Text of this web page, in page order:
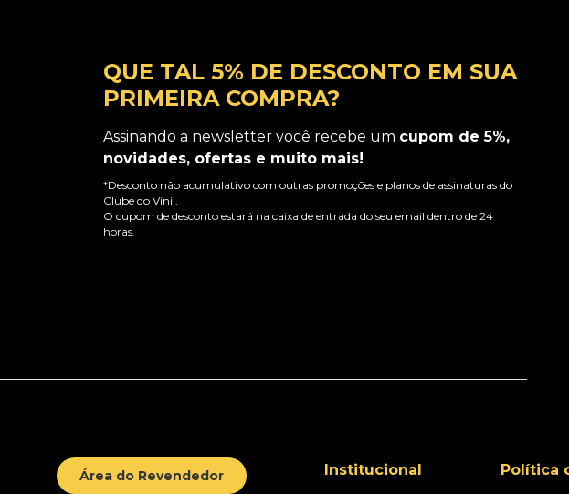
QUE TAL 5% DE DESCONTO EM SUA
PRIMEIRA COMPRA?
Assinando a newsletter você recebe um cupom de 5%,
novidades, ofertas e muito mais!
*Desconto não acumulativo com outras promoções e planos de assinaturas do
Clube do Vinil.
O cupom de desconto estará na caixa de entrada do seu email dentro de 24
horas.
Área do Revendedor Institucional Política